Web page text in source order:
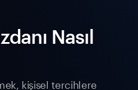
Nasıl
kişisel tercihlere